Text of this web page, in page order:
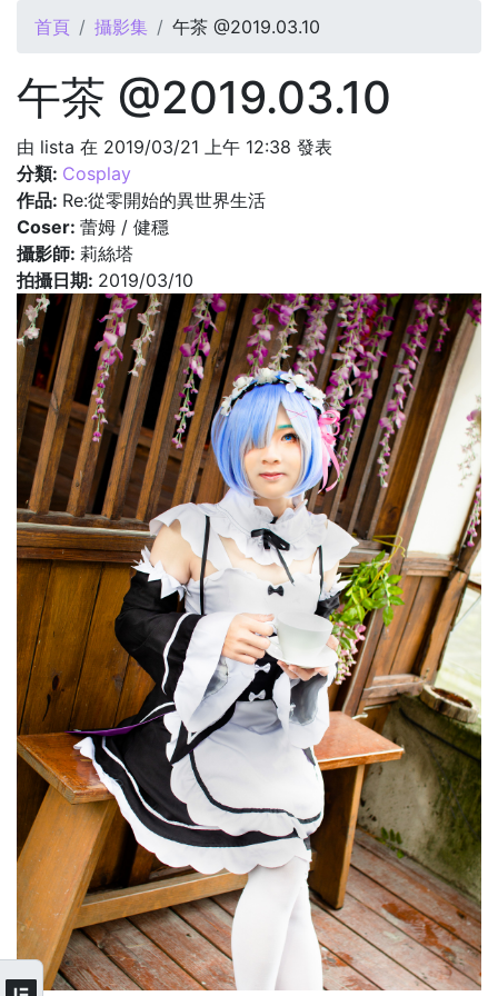
您在這裡
首頁 攝影集 午茶 @2019.03.10
午茶 @2019.03.10
由 lista 在 2019/03/21 上午 12:38 發表
分類: Cosplay
作品: Re:從零開始的異世界生活
Coser: 蕾姆 / 健穩
攝影師: 莉絲塔
拍攝日期: 2019/03/10